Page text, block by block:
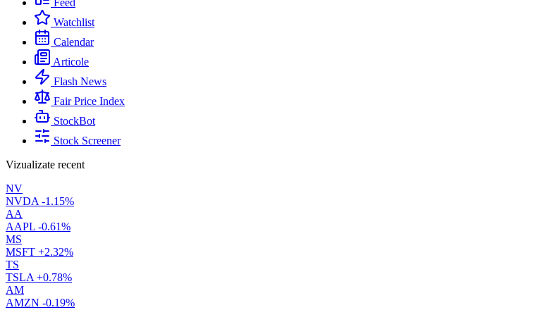
Feed
Watchlist
Calendar
Articole
Flash News
Fair Price Index
StockBot
Stock Screener
Vizualizate recent
NV
NVDA -1.15%
AA
AAPL -0.61%
MS
MSFT +2.32%
TS
TSLA +0.78%
AM
AMZN -0.19%